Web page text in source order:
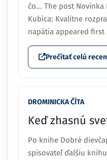
čo... The post
Kubica: Kvalitne
napätia appeared first
Prečítať celú
DROMINICKA ČÍTA
Keď zhasnú
Po knihe Dobré
spisovateľ ďalšiu